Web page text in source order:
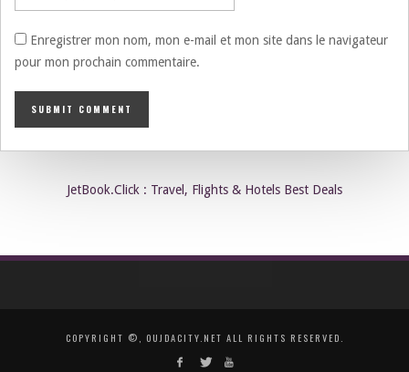
Enregistrer mon nom, mon e-mail et mon site dans le navigateur
pour mon prochain commentaire.
JetBook.Click : Travel, Flights & Hotels Best Deals
COPYRIGHT ©, OUJDACITY.NET ALL RIGHTS RESERVED.